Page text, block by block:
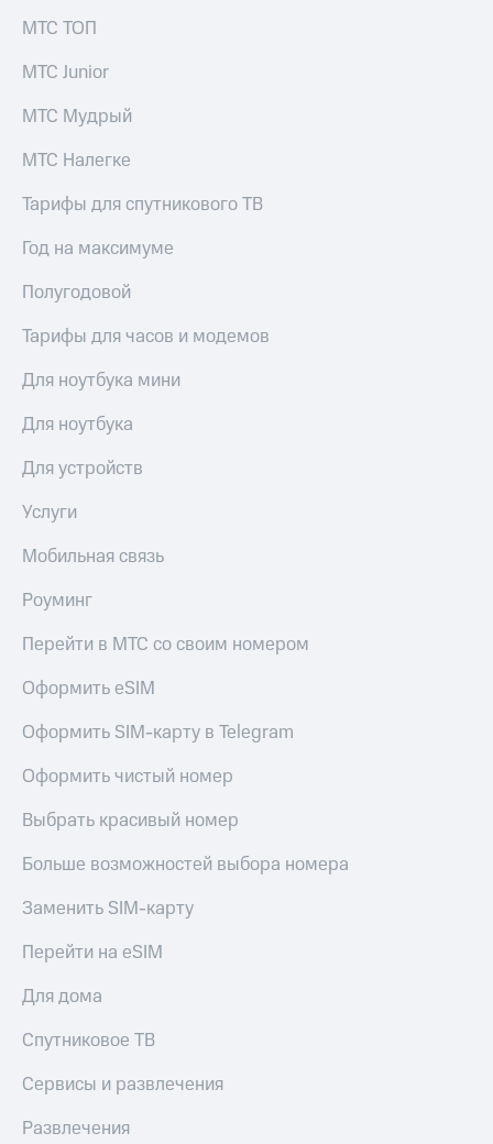
МТС ТОП
МТС Junior
МТС Мудрый
МТС Налегке
Тарифы для спутникового ТВ
Год на максимуме
Полугодовой
Тарифы для часов и модемов
Для ноутбука мини
Для ноутбука
Для устройств
Услуги
Мобильная связь
Роуминг
Перейти в МТС со своим номером
Оформить eSIM
Оформить SIM-карту в Telegram
Оформить чистый номер
Выбрать красивый номер
Больше возможностей выбора номера
Заменить SIM-карту
Перейти на eSIM
Для дома
Спутниковое ТВ
Сервисы и развлечения
Развлечения